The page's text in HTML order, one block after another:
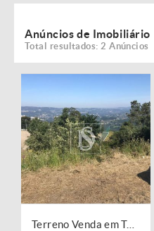
Anúncios de Imobiliário
Total resultados: 2 Anúncios
Terreno Venda em Tabuado,Marco de Canaveses